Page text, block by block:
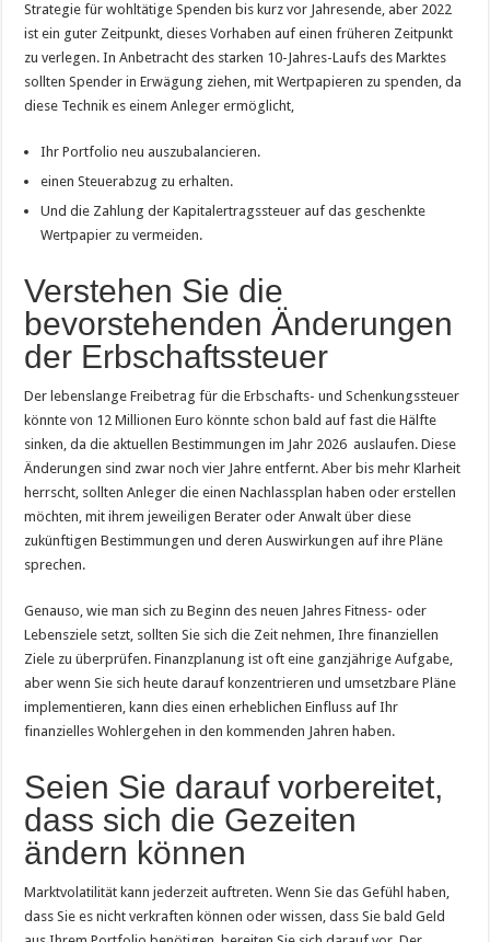
Strategie für wohltätige Spenden bis kurz vor Jahresende, aber 2022
ist ein guter Zeitpunkt, dieses Vorhaben auf einen früheren Zeitpunkt
zu verlegen. In Anbetracht des starken 10-Jahres-Laufs des Marktes
sollten Spender in Erwägung ziehen, mit Wertpapieren zu spenden, da
diese Technik es einem Anleger ermöglicht,
Ihr Portfolio neu auszubalancieren.
einen Steuerabzug zu erhalten.
Und die Zahlung der Kapitalertragssteuer auf das geschenkte
Wertpapier zu vermeiden.
Verstehen Sie die
bevorstehenden Änderungen
der Erbschaftssteuer
Der lebenslange Freibetrag für die Erbschafts- und Schenkungssteuer
könnte von 12 Millionen Euro könnte schon bald auf fast die Hälfte
sinken, da die aktuellen Bestimmungen im Jahr 2026 auslaufen. Diese
Änderungen sind zwar noch vier Jahre entfernt. Aber bis mehr Klarheit
herrscht, sollten Anleger die einen Nachlassplan haben oder erstellen
möchten, mit ihrem jeweiligen Berater oder Anwalt über diese
zukünftigen Bestimmungen und deren Auswirkungen auf ihre Pläne
sprechen.
Genauso, wie man sich zu Beginn des neuen Jahres Fitness- oder
Lebensziele setzt, sollten Sie sich die Zeit nehmen, Ihre finanziellen
Ziele zu überprüfen. Finanzplanung ist oft eine ganzjährige Aufgabe,
aber wenn Sie sich heute darauf konzentrieren und umsetzbare Pläne
implementieren, kann dies einen erheblichen Einfluss auf Ihr
finanzielles Wohlergehen in den kommenden Jahren haben.
Seien Sie darauf vorbereitet,
dass sich die Gezeiten
ändern können
Marktvolatilität kann jederzeit auftreten. Wenn Sie das Gefühl haben,
dass Sie es nicht verkraften können oder wissen, dass Sie bald Geld